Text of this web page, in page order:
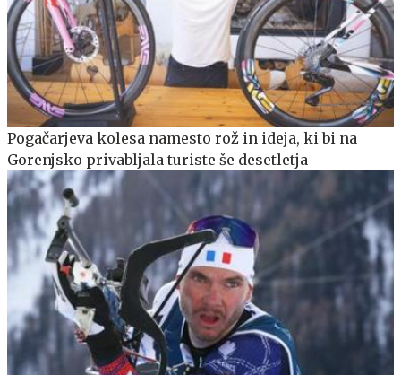
Pogačarjeva kolesa namesto rož in ideja, ki bi na
Gorenjsko privabljala turiste še desetletja